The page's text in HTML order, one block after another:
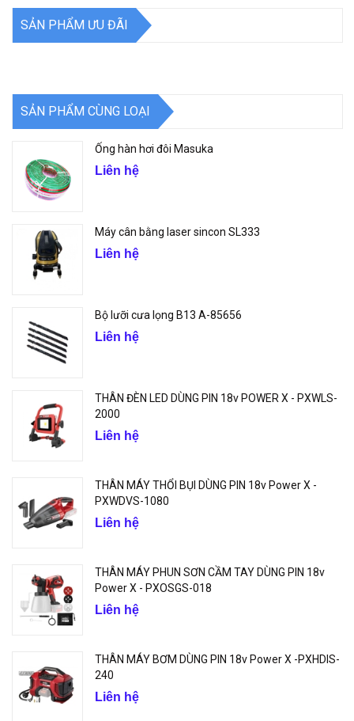
SẢN PHẨM ƯU ĐÃI
SẢN PHẨM CÙNG LOẠI
Ống hàn hơi đôi Masuka
Liên hệ
Máy cân bằng laser sincon SL333
Liên hệ
Bộ lưỡi cưa lọng B13 A-85656
Liên hệ
THÂN ĐÈN LED DÙNG PIN 18v POWER X - PXWLS-
2000
Liên hệ
THÂN MÁY THỔI BỤI DÙNG PIN 18v Power X -
PXWDVS-1080
Liên hệ
THÂN MÁY PHUN SƠN CẦM TAY DÙNG PIN 18v
Power X - PXOSGS-018
Liên hệ
THÂN MÁY BƠM DÙNG PIN 18v Power X -PXHDIS-
240
Liên hệ